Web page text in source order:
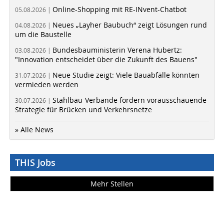
05.08.2026 | Online-Shopping mit RE-INvent-Chatbot
04.08.2026 | Neues „Layher Baubuch“ zeigt Lösungen rund
um die Baustelle
03.08.2026 | Bundesbauministerin Verena Hubertz:
"Innovation entscheidet über die Zukunft des Bauens"
31.07.2026 | Neue Studie zeigt: Viele Bauabfälle könnten
vermieden werden
30.07.2026 | Stahlbau-Verbände fordern vorausschauende
Strategie für Brücken und Verkehrsnetze
» Alle News
THIS Jobs
Mehr Stellen